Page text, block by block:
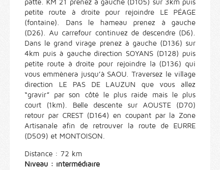
patte. KM 21 prenez à gauche (D105) sur 3km puis
petite route à droite pour rejoindre LE PÉAGE
(fontaine). Dans le hameau prenez à gauche
(D26). Au carrefour continuez de descendre (D6).
Dans le grand virage prenez à gauche (D136) sur
4km puis à gauche direction SOYANS (D128) puis
petite route à droite pour rejoindre la (D136) qui
vous emmènera jusqu’à SAOU. Traversez le village
direction LE PAS DE LAUZUN que vous allez
“gravir” par son côté le plus raide mais le plus
court (1km). Belle descente sur AOUSTE (D70)
retour par CREST (D164) en coupant par la Zone
Artisanale afin de retrouver la route de EURRE
(D509) et MONTOISON.
Distance : 72 km
Niveau : intermédiaire